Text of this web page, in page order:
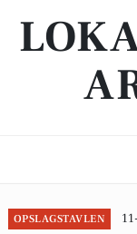
OPSLAGSTAVLEN